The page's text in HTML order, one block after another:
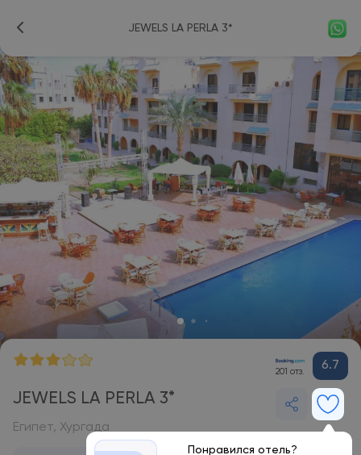
JEWELS LA PERLA 3*
201 отз. 6.7
JEWELS LA PERLA 3*
Понравился отель?
Египет, Хургада